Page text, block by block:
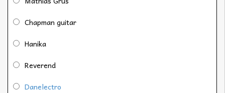
Chapman guitar
Hanika
Reverend
Danelectro